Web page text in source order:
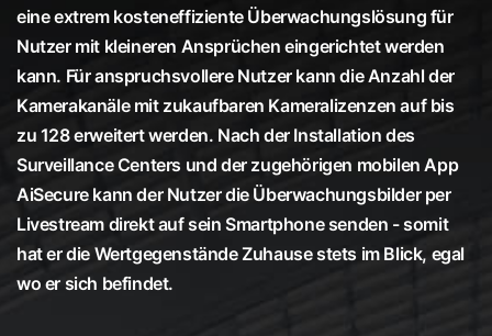
eine extrem kosteneffiziente Überwachungslösung für
Nutzer mit kleineren Ansprüchen eingerichtet werden
kann. Für anspruchsvollere Nutzer kann die Anzahl der
Kamerakanäle mit zukaufbaren Kameralizenzen auf bis
zu 128 erweitert werden. Nach der Installation des
Surveillance Centers und der zugehörigen mobilen App
AiSecure kann der Nutzer die Überwachungsbilder per
Livestream direkt auf sein Smartphone senden - somit
hat er die Wertgegenstände Zuhause stets im Blick, egal
wo er sich befindet.